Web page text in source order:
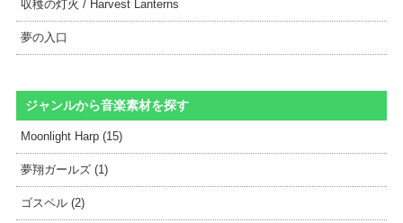
収穫の灯火 / Harvest Lanterns
夢の入口
ジャンルから音楽素材を探す
Moonlight Harp (15)
夢翔ガールズ (1)
ゴスペル (2)